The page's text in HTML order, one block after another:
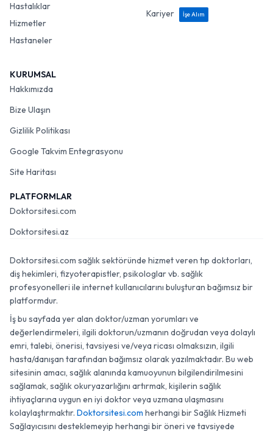
Hastalıklar
Hizmetler
Hastaneler
Kariyer
İşe Alım
KURUMSAL
Hakkımızda
Bize Ulaşın
Gizlilik Politikası
Google Takvim Entegrasyonu
Site Haritası
PLATFORMLAR
Doktorsitesi.com
Doktorsitesi.az
Doktorsitesi.com sağlık sektöründe hizmet veren tıp doktorları,
diş hekimleri, fizyoterapistler, psikologlar vb. sağlık
profesyonelleri ile internet kullanıcılarını buluşturan bağımsız bir
platformdur.
İş bu sayfada yer alan doktor/uzman yorumları ve
değerlendirmeleri, ilgili doktorun/uzmanın doğrudan veya dolaylı
emri, talebi, önerisi, tavsiyesi ve/veya ricası olmaksızın, ilgili
hasta/danışan tarafından bağımsız olarak yazılmaktadır. Bu web
sitesinin amacı, sağlık alanında kamuoyunun bilgilendirilmesini
sağlamak, sağlık okuryazarlığını artırmak, kişilerin sağlık
ihtiyaçlarına uygun en iyi doktor veya uzmana ulaşmasını
kolaylaştırmaktır. Doktorsitesi.com herhangi bir Sağlık Hizmeti
Sağlayıcısını desteklemeyip herhangi bir öneri ve tavsiyede